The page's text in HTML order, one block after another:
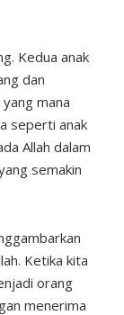
Kedua anak
dan
mana
seperti anak
Allah dalam
semakin
Ketika kita
orang
menerima